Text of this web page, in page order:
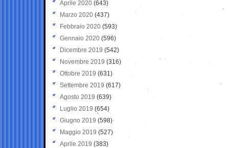
Aprile 2020 (643)
Marzo 2020 (437)
Febbraio 2020 (593)
Gennaio 2020 (596)
Dicembre 2019 (542)
Novembre 2019 (316)
Ottobre 2019 (631)
Settembre 2019 (617)
Agosto 2019 (639)
Luglio 2019 (654)
Giugno 2019 (598)
Maggio 2019 (527)
Aprile 2019 (383)